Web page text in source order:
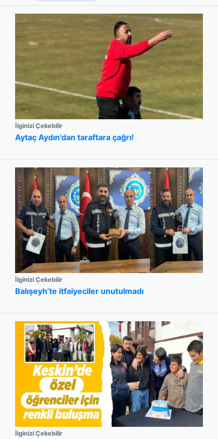
İlginizi Çekebilir
Aytaç Aydın'dan taraftara çağrı!
İlginizi Çekebilir
Balışeyh’te itfaiyeciler unutulmadı
İlginizi Çekebilir